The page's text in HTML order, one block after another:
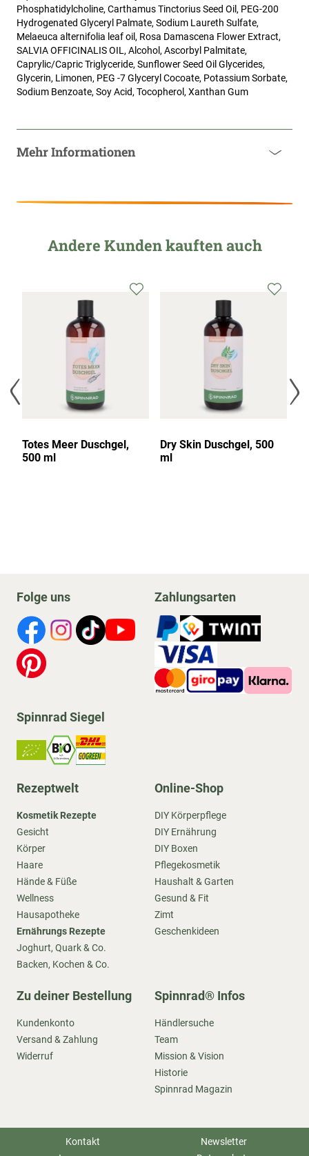
Phosphatidylcholine, Carthamus Tinctorius Seed Oil, PEG-200
Hydrogenated Glyceryl Palmate, Sodium Laureth Sulfate,
Melaeuca alternifolia leaf oil, Rosa Damascena Flower Extract,
SALVIA OFFICINALIS OIL, Alcohol, Ascorbyl Palmitate,
Caprylic/Capric Triglyceride, Sunflower Seed Oil Glycerides,
Glycerin, Limonen, PEG -7 Glyceryl Cocoate, Potassium Sorbate,
Sodium Benzoate, Soy Acid, Tocopherol, Xanthan Gum
Mehr Informationen
Andere Kunden kauften auch
Totes Meer Duschgel,
500 ml
Dry Skin Duschgel, 500
ml
Folge uns Zahlungsarten
Spinnrad Siegel
Rezeptwelt
Kosmetik Rezepte
Gesicht
Körper
Haare
Hände & Füße
Wellness
Hausapotheke
Ernährungs Rezepte
Joghurt, Quark & Co.
Backen, Kochen & Co.
Online-Shop
DIY Körperpflege
DIY Ernährung
DIY Boxen
Pflegekosmetik
Haushalt & Garten
Gesund & Fit
Zimt
Geschenkideen
Zu deiner Bestellung
Kundenkonto
Versand & Zahlung
Widerruf
Spinnrad® Infos
Händlersuche
Team
Mission & Vision
Historie
Spinnrad Magazin
Kontakt
Newsletter